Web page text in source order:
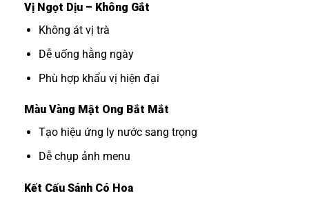
Vị Ngọt Dịu – Không Gắt
Không át vị trà
Dễ uống hằng ngày
Phù hợp khẩu vị hiện đại
Màu Vàng Mật Ong Bắt Mắt
Tạo hiệu ứng ly nước sang trọng
Dễ chụp ảnh menu
Kết Cấu Sánh Có Hoa